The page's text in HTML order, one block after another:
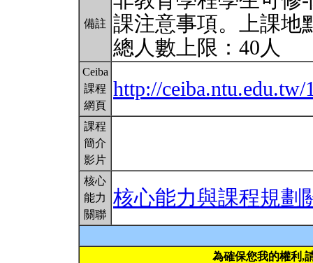
備註
課注意事項。上課地
總人數上限：40人
Ceiba
課程
網頁
http://ceiba.ntu.edu.tw/
課程
簡介
影片
核心
能力
關聯
核心能力與課程規劃
為確保您我的權利,